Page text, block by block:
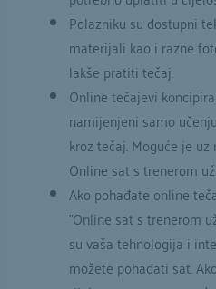
Polazniku su dostupni
materijali kao i razne
lakše pratiti tečaj.
Online tečajevi
namijenjeni samo
kroz tečaj. Moguće je
Online sat s trenerom
Ako pohađate online
”Online sat s trenerom
su vaša tehnologija i
možete pohađati sat.